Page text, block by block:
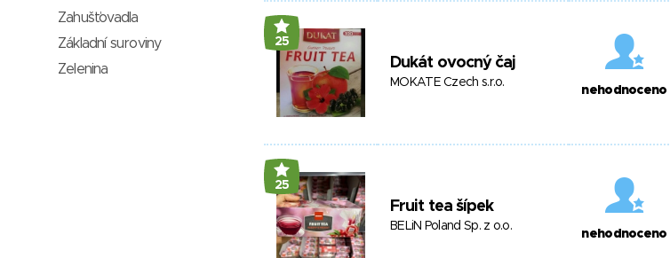
25
Dukát ovocný čaj
MOKATE Czech s.r.o.
nehodnoceno
25
Fruit tea šípek
BELiN Poland Sp. z o.o.
nehodnoceno
Zahušťovadla
Základní suroviny
Zelenina